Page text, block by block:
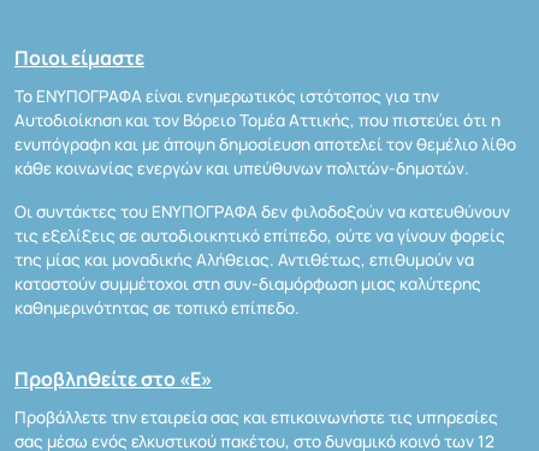
Ποιοι είμαστε
Το ΕΝΥΠΟΓΡΑΦΑ είναι ενημερωτικός ιστότοπος για την
Αυτοδιοίκηση και τον Βόρειο Τομέα Αττικής, που πιστεύει ότι η
ενυπόγραφη και με άποψη δημοσίευση αποτελεί τον θεμέλιο λίθο
κάθε κοινωνίας ενεργών και υπεύθυνων πολιτών-δημοτών.
Οι συντάκτες του ΕΝΥΠΟΓΡΑΦΑ δεν φιλοδοξούν να κατευθύνουν
τις εξελίξεις σε αυτοδιοικητικό επίπεδο, ούτε να γίνουν φορείς
της μίας και μοναδικής Αλήθειας. Αντιθέτως, επιθυμούν να
καταστούν συμμέτοχοι στη συν-διαμόρφωση μιας καλύτερης
καθημερινότητας σε τοπικό επίπεδο.
Προβληθείτε στο «Ε»
Προβάλλετε την εταιρεία σας και επικοινωνήστε τις υπηρεσίες
σας μέσω ενός ελκυστικού πακέτου, στο δυναμικό κοινό των 12